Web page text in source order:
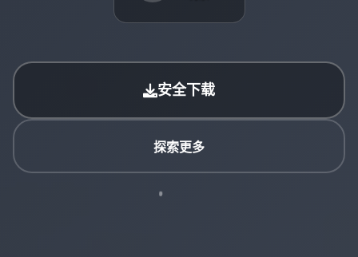
安全下载
探索更多